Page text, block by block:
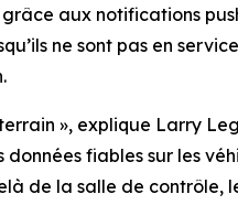
aux notifications
ne sont pas en
», explique Larry
fiables sur les
de la salle de contrôle,